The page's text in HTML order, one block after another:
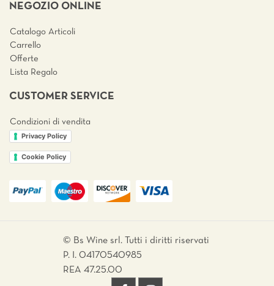
NEGOZIO ONLINE
Catalogo Articoli
Carrello
Offerte
Lista Regalo
CUSTOMER SERVICE
Condizioni di vendita
Privacy Policy
Cookie Policy
© Bs Wine srl. Tutti i diritti riservati
P. I. 04170540985
REA 47.25.00